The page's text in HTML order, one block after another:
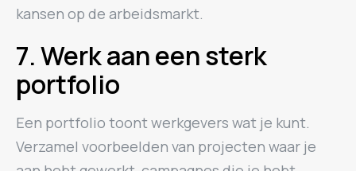
kansen op de arbeidsmarkt.
7. Werk aan een sterk
portfolio
Een portfolio toont werkgevers wat je kunt.
Verzamel voorbeelden van projecten waar je